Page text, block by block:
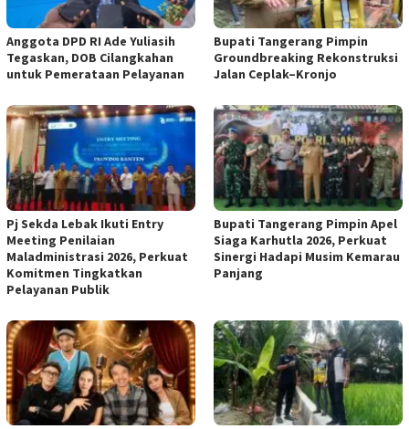
Anggota DPD RI Ade Yuliasih
Tegaskan, DOB Cilangkahan
untuk Pemerataan Pelayanan
Bupati Tangerang Pimpin
Groundbreaking Rekonstruksi
Jalan Ceplak–Kronjo
Pj Sekda Lebak Ikuti Entry
Meeting Penilaian
Maladministrasi 2026, Perkuat
Komitmen Tingkatkan
Pelayanan Publik
Bupati Tangerang Pimpin Apel
Siaga Karhutla 2026, Perkuat
Sinergi Hadapi Musim Kemarau
Panjang